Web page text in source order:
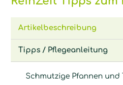
Artikelbeschreibung
Tipps / Pflegeanleitung
Schmutzige Pfannen und